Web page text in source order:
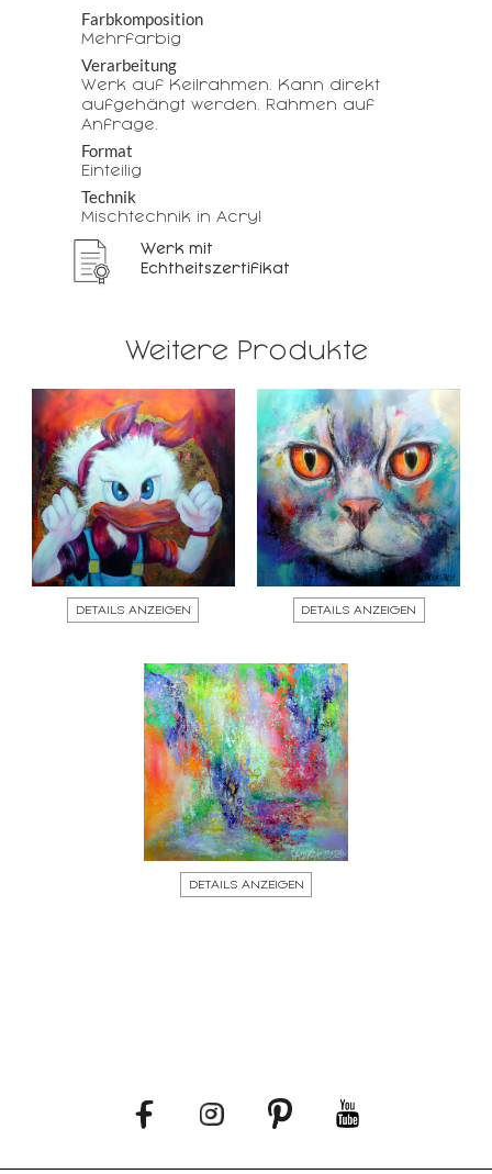
Farbkomposition
Mehrfarbig
Verarbeitung
Werk auf Keilrahmen. Kann direkt
aufgehängt werden. Rahmen auf
Anfrage.
Format
Einteilig
Technik
Mischtechnik in Acryl
Werk mit
Echtheitszertifikat
Weitere Produkte
DETAILS ANZEIGEN DETAILS ANZEIGEN
DETAILS ANZEIGEN